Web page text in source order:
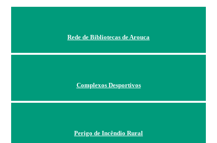
Rede de Bibliotecas de Arouca
Complexos Desportivos
Perigo de Incêndio Rural